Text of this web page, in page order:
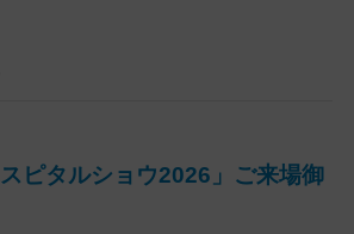
スピタルショウ2026」ご来場御